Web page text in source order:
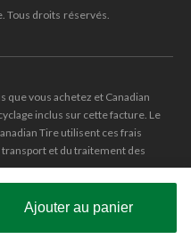
Ajouter au panier
offres!
Tous droits réservés.
vous achetez et Canadian
inclus sur cette facture. Le
Tire utilisent ces frais
et du traitement des
CANADIAN TIRE sont des
Société Canadian Tire Limitée.